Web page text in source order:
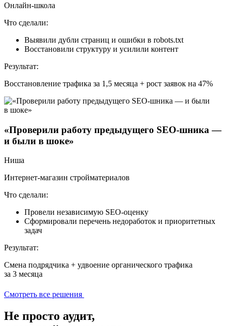
Онлайн-школа
Что сделали:
Выявили дубли страниц и ошибки в robots.txt
Восстановили структуру и усилили контент
Результат:
Восстановление трафика за 1,5 месяца + рост заявок на 47%
«Проверили работу предыдущего SEO-шника —
и были в шоке»
Ниша
Интернет-магазин стройматериалов
Что сделали:
Провели независимую SEO-оценку
Сформировали перечень недоработок и приоритетных
задач
Результат:
Смена подрядчика + удвоение органического трафика
за 3 месяца
Смотреть все решения
Не просто аудит,